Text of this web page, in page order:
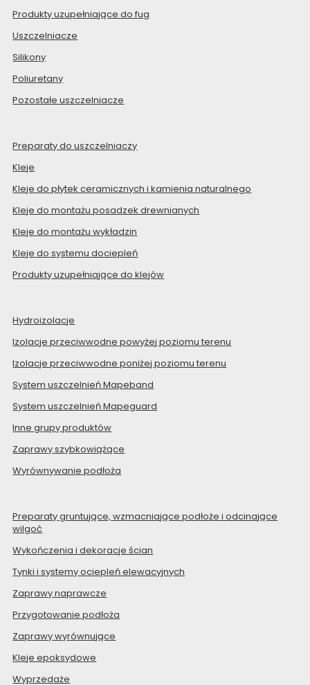
Produkty uzupełniające do fug
Uszczelniacze
Silikony
Poliuretany
Pozostałe uszczelniacze
Preparaty do uszczelniaczy
Kleje
Kleje do płytek ceramicznych i kamienia naturalnego
Kleje do montażu posadzek drewnianych
Kleje do montażu wykładzin
Kleje do systemu dociepleń
Produkty uzupełniające do klejów
Hydroizolacje
Izolacje przeciwwodne powyżej poziomu terenu
Izolacje przeciwwodne poniżej poziomu terenu
System uszczelnień Mapeband
System uszczelnień Mapeguard
Inne grupy produktów
Zaprawy szybkowiążące
Wyrównywanie podłoża
Preparaty gruntujące, wzmacniające podłoże i odcinające
wilgoć
Wykończenia i dekoracje ścian
Tynki i systemy ociepleń elewacyjnych
Zaprawy naprawcze
Przygotowanie podłoża
Zaprawy wyrównujące
Kleje epoksydowe
Wyprzedaże